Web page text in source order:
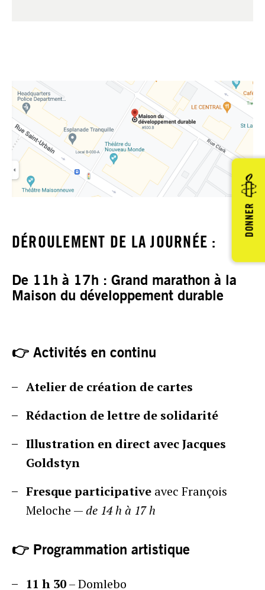
DONNER
DÉROULEMENT DE LA JOURNÉE :
De 11h à 17h : Grand marathon à la
Maison du développement durable
👉 Activités en continu
Atelier de création de cartes
Rédaction de lettre de solidarité
Illustration en direct avec Jacques
Goldstyn
Fresque participative avec François
Meloche — de 14 h à 17 h
👉 Programmation artistique
11 h 30– Domlebo